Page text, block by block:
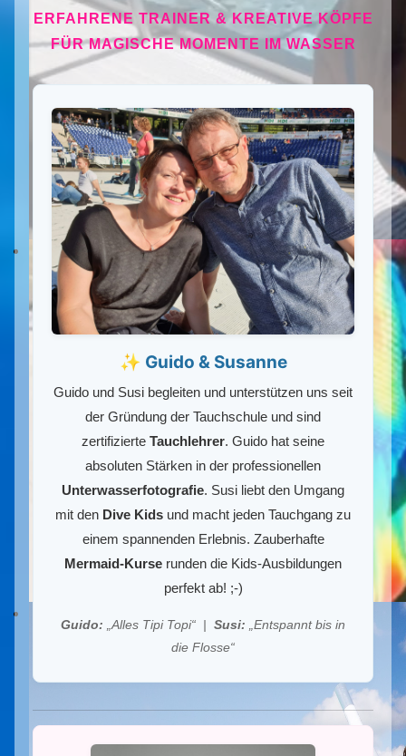
ERFAHRENE TRAINER & KREATIVE KÖPFE
FÜR MAGISCHE MOMENTE IM WASSER
✨ Guido & Susanne
Guido und Susi begleiten und unterstützen uns seit
der Gründung der Tauchschule und sind
zertifizierte Tauchlehrer. Guido hat seine
absoluten Stärken in der professionellen
Unterwasserfotografie. Susi liebt den Umgang
mit den Dive Kids und macht jeden Tauchgang zu
einem spannenden Erlebnis. Zauberhafte
Mermaid-Kurse runden die Kids-Ausbildungen
perfekt ab! ;-)
Guido: „Alles Tipi Topi“ | Susi: „Entspannt bis in
die Flosse“